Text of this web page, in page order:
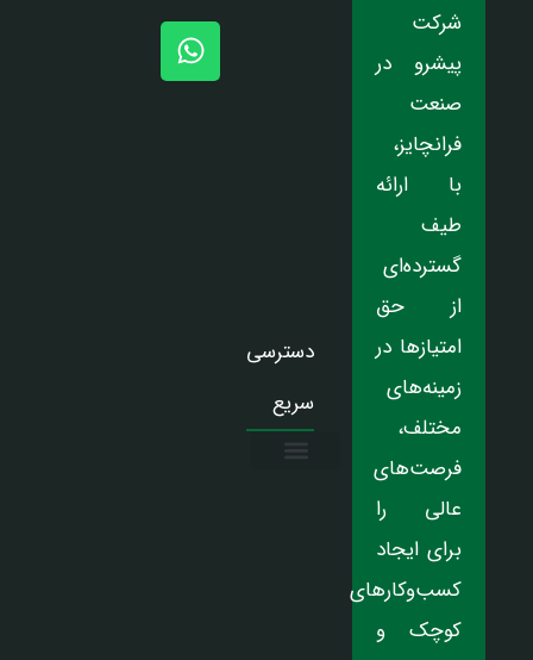
شرکت
پیشرو در
صنعت
فرانچایز،
با ارائه
طیف
گسترده‌ای
از حق
امتیازها در
زمینه‌های
مختلف،
فرصت‌های
عالی را
برای ایجاد
کسب‌وکارهای
کوچک و
دسترسی
سریع